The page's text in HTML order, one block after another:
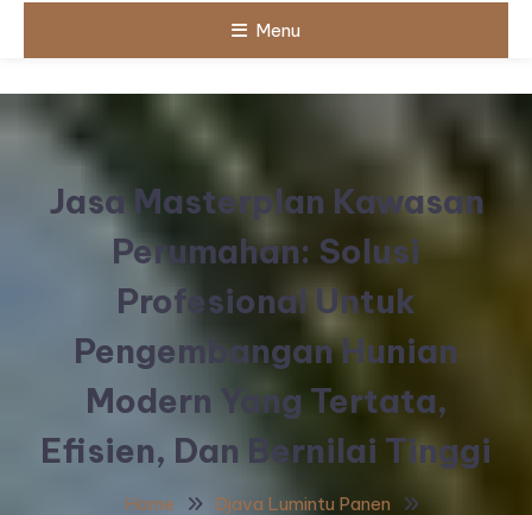
Menu
Jasa Masterplan Kawasan
Perumahan: Solusi
Profesional Untuk
Pengembangan Hunian
Modern Yang Tertata,
Efisien, Dan Bernilai Tinggi
Home
Djava Lumintu Panen